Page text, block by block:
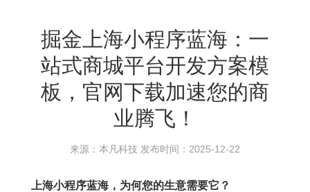
掘金上海小程序蓝海：一
站式商城平台开发方案模
板，官网下载加速您的商
业腾飞！
来源：本凡科技 发布时间：2025-12-22
上海小程序蓝海，为何您的生意需要它？